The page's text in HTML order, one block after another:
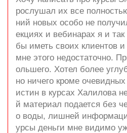
рослушал их все
ний новых особо не
екциях и вебинарах я и
бы иметь своих клиентов
мне этого недостаточно.
ольшего. Хотел более
но ничего кроме
истин в курсах Халилова
й материал подается без
о воды, лишней
урсы деньги мне видимо